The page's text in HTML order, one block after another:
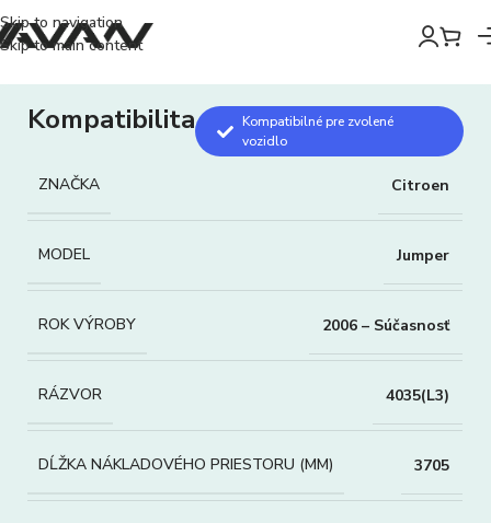
Skip to navigation
Skip to main content
Kompatibilita
Kompatibilné pre zvolené
vozidlo
ZNAČKA Citroen
MODEL Jumper
ROK VÝROBY 2006 – Súčasnosť
RÁZVOR 4035(L3)
DĹŽKA NÁKLADOVÉHO PRIESTORU (MM) 3705